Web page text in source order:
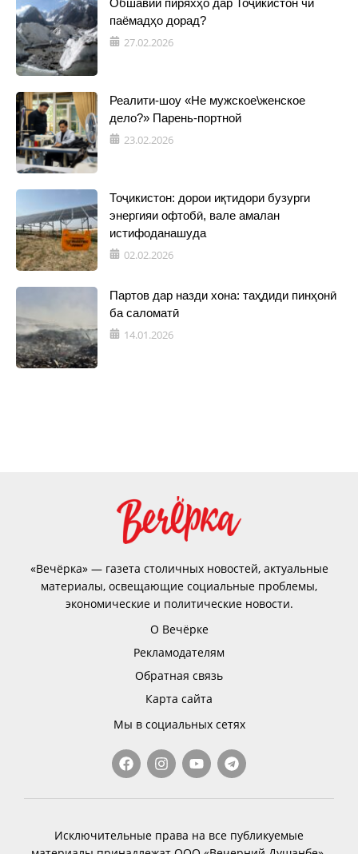
Обшавии пиряхҳо дар Тоҷикистон чӣ
паёмадҳо дорад?
27.02.2026
Реалити-шоу «Не мужское\женское
дело?» Парень-портной
23.02.2026
Тоҷикистон: дорои иқтидори бузурги
энергияи офтобӣ, вале амалан
истифоданашуда
02.02.2026
Партов дар назди хона: таҳдиди пинҳонӣ
ба саломатӣ
14.01.2026
«Вечёрка» — газета столичных новостей, актуальные
материалы, освещающие социальные проблемы,
экономические и политические новости.
О Вечёрке
Рекламодателям
Обратная связь
Карта сайта
Мы в социальных сетях
Исключительные права на все публикуемые